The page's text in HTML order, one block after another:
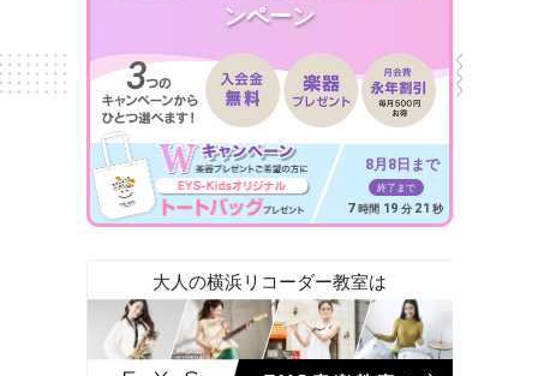
ンペーン
8月8日まで
終了まで
7 時間 19 分 19 秒
大人の横浜リコーダー教室は